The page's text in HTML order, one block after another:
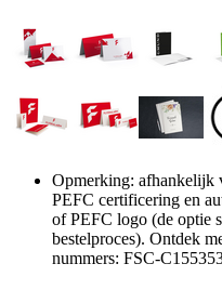
Opmerking: afhankelijk
PEFC certificering en
of PEFC logo (de optie
bestelproces). Ontdek
nummers: FSC-